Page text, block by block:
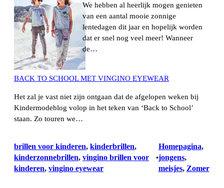
We hebben al heerlijk mogen genieten
van een aantal mooie zonnige
lentedagen dit jaar en hopelijk worden
dat er snel nog veel meer! Wanneer
de…
BACK TO SCHOOL MET VINGINO EYEWEAR
Het zal je vast niet zijn ontgaan dat de afgelopen weken bij
Kindermodeblog volop in het teken van ‘Back to School’
staan. Zo touren we…
brillen voor kinderen, kinderbrillen
kinderzonnebrillen, vingino brillen voor
kinderen, vingino eyewear
•
Homepagina ,
jongens ,
meisjes, Zomer